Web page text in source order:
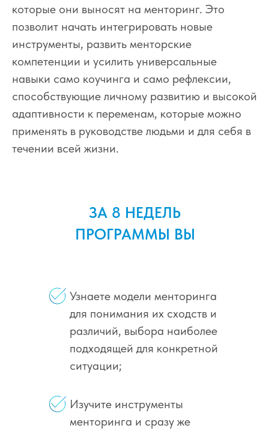
которые они выносят на менторинг. Это
позволит начать интегрировать новые
инструменты, развить менторские
компетенции и усилить универсальные
навыки само коучинга и само рефлексии,
способствующие личному развитию и высокой
адаптивности к переменам, которые можно
применять в руководстве людьми и для себя в
течении всей жизни.
ЗА 8 НЕДЕЛЬ
ПРОГРАММЫ ВЫ
ВКЛЮЧАЯ:
Изучите инструменты
менторинга и сразу же
Узнаете модели менторинга
для понимания их сходств и
различий, выбора наиболее
подходящей для конкретной
ситуации;